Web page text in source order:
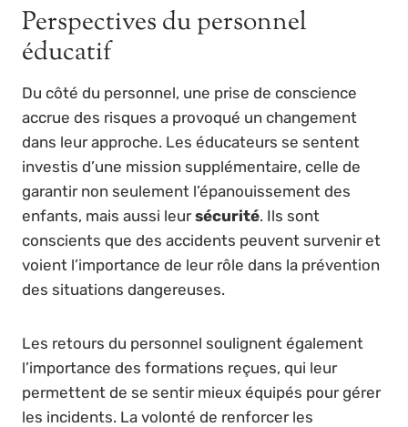
Perspectives du personnel
éducatif
Du côté du personnel, une prise de conscience
accrue des risques a provoqué un changement
dans leur approche. Les éducateurs se sentent
investis d’une mission supplémentaire, celle de
garantir non seulement l’épanouissement des
enfants, mais aussi leursécurité. Ils sont
conscients que des accidents peuvent survenir et
voient l’importance de leur rôle dans la prévention
des situations dangereuses.
Les retours du personnel soulignent également
l’importance des formations reçues, qui leur
permettent de se sentir mieux équipés pour gérer
les incidents. La volonté de renforcer les